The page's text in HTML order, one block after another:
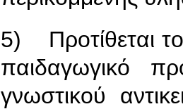
5) Προτίθεται το
παιδαγωγικό
γνωστικού